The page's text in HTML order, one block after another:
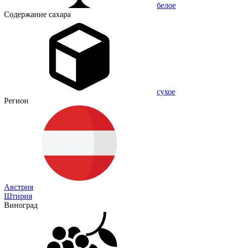
белое
Содержание сахара
сухое
Регион
Австрия
Штирия
Виноград